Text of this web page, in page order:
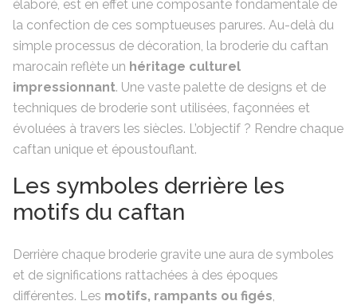
élaboré, est en effet une composante fondamentale de
la confection de ces somptueuses parures. Au-delà du
simple processus de décoration, la broderie du caftan
marocain reflète un héritage culturel
impressionnant. Une vaste palette de designs et de
techniques de broderie sont utilisées, façonnées et
évoluées à travers les siècles. L’objectif ? Rendre chaque
caftan unique et époustouflant.
Les symboles derrière les
motifs du caftan
Derrière chaque broderie gravite une aura de symboles
et de significations rattachées à des époques
différentes. Les motifs, rampants ou figés,